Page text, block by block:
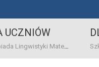
adresowe kontakt
UCZNIÓW
Olimpiada Lingwistyki Matematycznej